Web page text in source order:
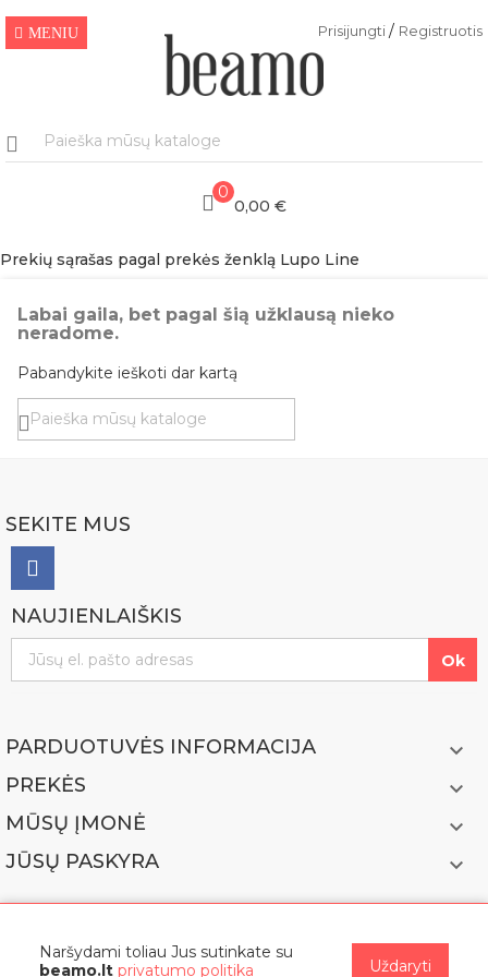
MENIU Prisijungti/ Registruotis
0
0,00 €
Prekių sąrašas pagal prekės ženklą Lupo Line
Labai gaila, bet pagal šią užklausą nieko
neradome.
Pabandykite ieškoti dar kartą
SEKITE MUS
NAUJIENLAIŠKIS
PARDUOTUVĖS INFORMACIJA 
PREKĖS 
MŪSŲ ĮMONĖ 
JŪSŲ PASKYRA 
© 2022 BEAMO
Naršydami toliau Jus sutinkate su
beamo.lt privatumo politika Uždaryti